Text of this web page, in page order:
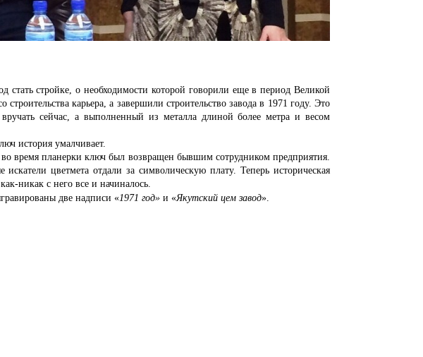
стройке, о необходимости которой говорили еще в период Великой
карьера, а завершили строительство завода в 1971 году. Это
сейчас, а выполненный из металла длиной более метра и весом
история умалчивает.
планерки ключ был возвращен бывшим сотрудником предприятия.
цветмета отдали за символическую плату. Теперь историческая
никак с него все и начиналось.
две надписи «1971 год» и «Якутский цем завод».